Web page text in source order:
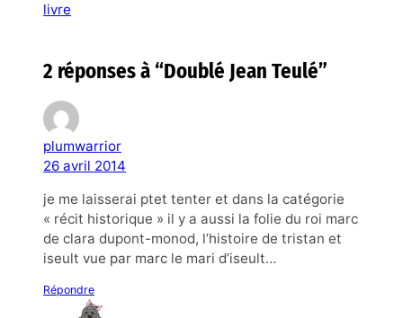
livre
2 réponses à “Doublé Jean Teulé”
plumwarrior
26 avril 2014
je me laisserai ptet tenter et dans la catégorie
« récit historique » il y a aussi la folie du roi marc
de clara dupont-monod, l’histoire de tristan et
iseult vue par marc le mari d’iseult…
Répondre